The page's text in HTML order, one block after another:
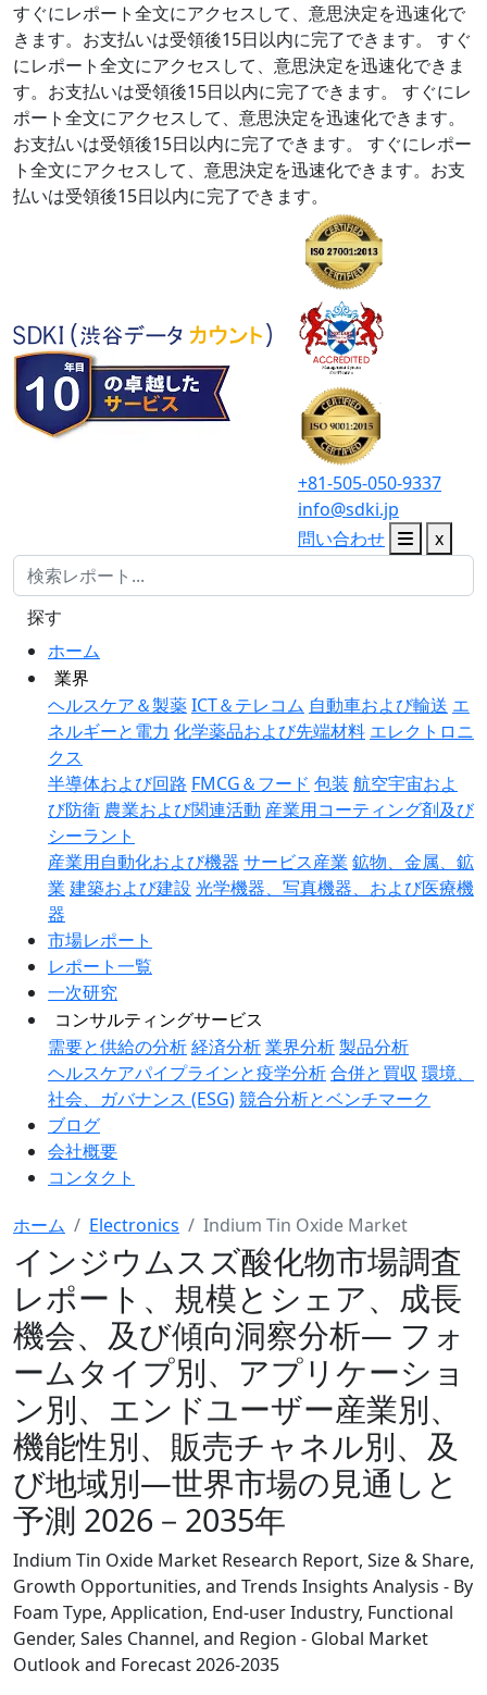
すぐにレポート全文にアクセスして、意思決定を迅速化で
きます。お支払いは受領後15日以内に完了できます。
すぐ
にレポート全文にアクセスして、意思決定を迅速化できま
す。お支払いは受領後15日以内に完了できます。
すぐにレ
ポート全文にアクセスして、意思決定を迅速化できます。
お支払いは受領後15日以内に完了できます。
すぐにレポー
ト全文にアクセスして、意思決定を迅速化できます。お支
払いは受領後15日以内に完了できます。
+81-505-050-9337
info@sdki.jp
問い合わせ
x
ホーム
業界
ヘルスケア＆製薬ICT＆テレコム 自動車および輸送 エ
ネルギーと電力 化学薬品および先端材料 エレクトロニ
クス
半導体および回路 FMCG＆フード 包装 航空宇宙およ
び防衛 農業および関連活動 産業用コーティング剤及び
シーラント
産業用自動化および機器 サービス産業 鉱物、金属、鉱
業 建築および建設 光学機器、写真機器、および医療機
器
市場レポート
レポート一覧
一次研究
コンサルティングサービス
需要と供給の分析経済分析業界分析製品分析
ヘルスケアパイプラインと疫学分析合併と買収 環境、
社会、ガバナンス (ESG)競合分析とベンチマーク
ブログ
会社概要
コンタクト
探す
ホーム Electronics Indium Tin Oxide Market
インジウムスズ酸化物市場調査
レポート、規模とシェア、成長
機会、及び傾向洞察分析― フォ
ームタイプ別、アプリケーショ
ン別、エンドユーザー産業別、
機能性別、販売チャネル別、及
び地域別―世界市場の見通しと
予測 2026－2035年
Indium Tin Oxide Market Research Report, Size & Share,
Growth Opportunities, and Trends Insights Analysis - By
Foam Type, Application, End-user Industry, Functional
Gender, Sales Channel, and Region - Global Market
Outlook and Forecast 2026-2035